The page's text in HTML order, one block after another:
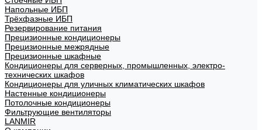
Напольные ИБП
Трёхфазные ИБП
Резервирование питания
Прецизионные кондиционеры
Прецизионные межрядные
Прецизионные шкафные
Кондиционеры для серверных, промышленных, электро-
технических шкафов
Кондиционеры для уличных климатических шкафов
Настенные кондиционеры
Потолочные кондиционеры
Фильтрующие вентиляторы
LANMIR